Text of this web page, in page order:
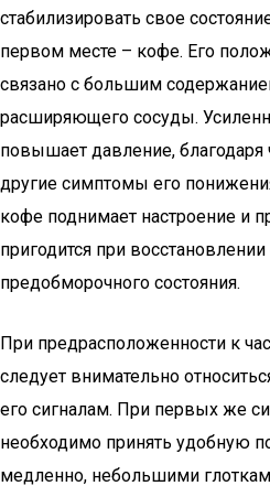
стабилизировать свое
первом месте – кофе. Его
связано с большим
расширяющего сосуды.
повышает давление, благодаря
другие симптомы его
кофе поднимает настроение и
пригодится при
предобморочного состояния.
При предрасположенности к
следует внимательно
его сигналам. При первых же
необходимо принять удобную
медленно, небольшими